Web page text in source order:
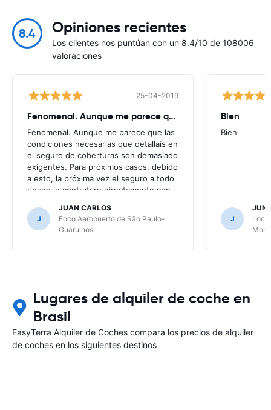
8.4 Opiniones recientes
Los clientes nos puntúan con un 8.4/10 de 108006
valoraciones
25-04-2019
Fenomenal. Aunque me parece que
Fenomenal. Aunque me parece que las
condiciones necesarias que detallais en
el seguro de coberturas son demasiado
exigentes. Para próximos casos, debido
a esto, la próxima vez el seguro a todo
riesgo lo contratare directamente con
J
JUAN CARLOS
Foco Aeropuerto de São Paulo-
Guarulhos
Bien
Bien
J
JUNE
Lugares de alquiler de coche en
Brasil
EasyTerra Alquiler de Coches compara los precios de alquiler
de coches en los siguientes destinos